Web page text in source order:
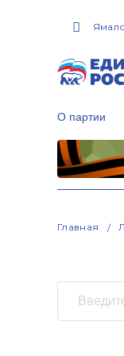
О партии
Главная